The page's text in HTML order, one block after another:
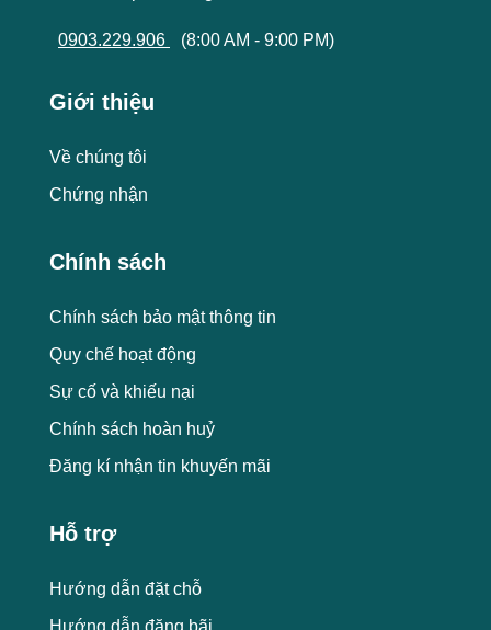
0903.229.906 (8:00 AM - 9:00 PM)
Giới thiệu
Về chúng tôi
Chứng nhận
Chính sách
Chính sách bảo mật thông tin
Quy chế hoạt động
Sự cố và khiếu nại
Chính sách hoàn huỷ
Đăng kí nhận tin khuyến mãi
Hỗ trợ
Hướng dẫn đặt chỗ